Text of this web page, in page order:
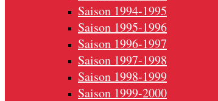
Saison 1994-1995
Saison 1995-1996
Saison 1996-1997
Saison 1997-1998
Saison 1998-1999
Saison 1999-2000